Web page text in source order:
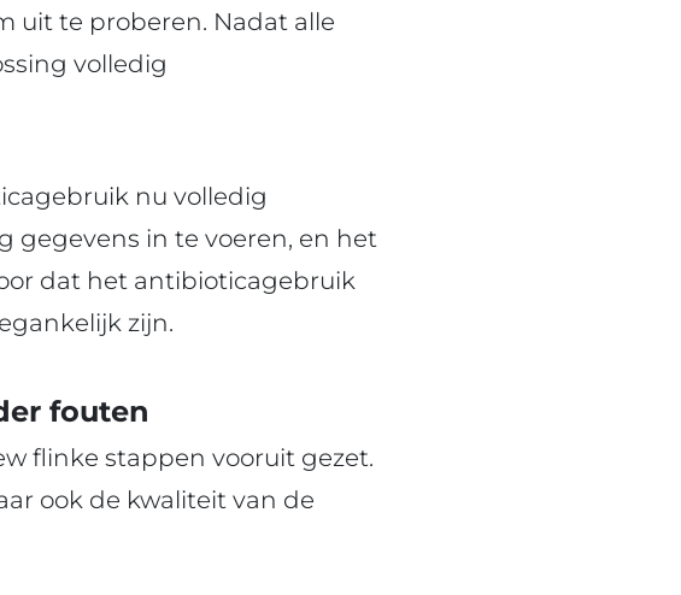
uit te proberen. Nadat alle
volledig
nu volledig
gegevens in te voeren, en het
dat het antibioticagebruik
zijn.
fouten
flinke stappen vooruit gezet.
ook de kwaliteit van de